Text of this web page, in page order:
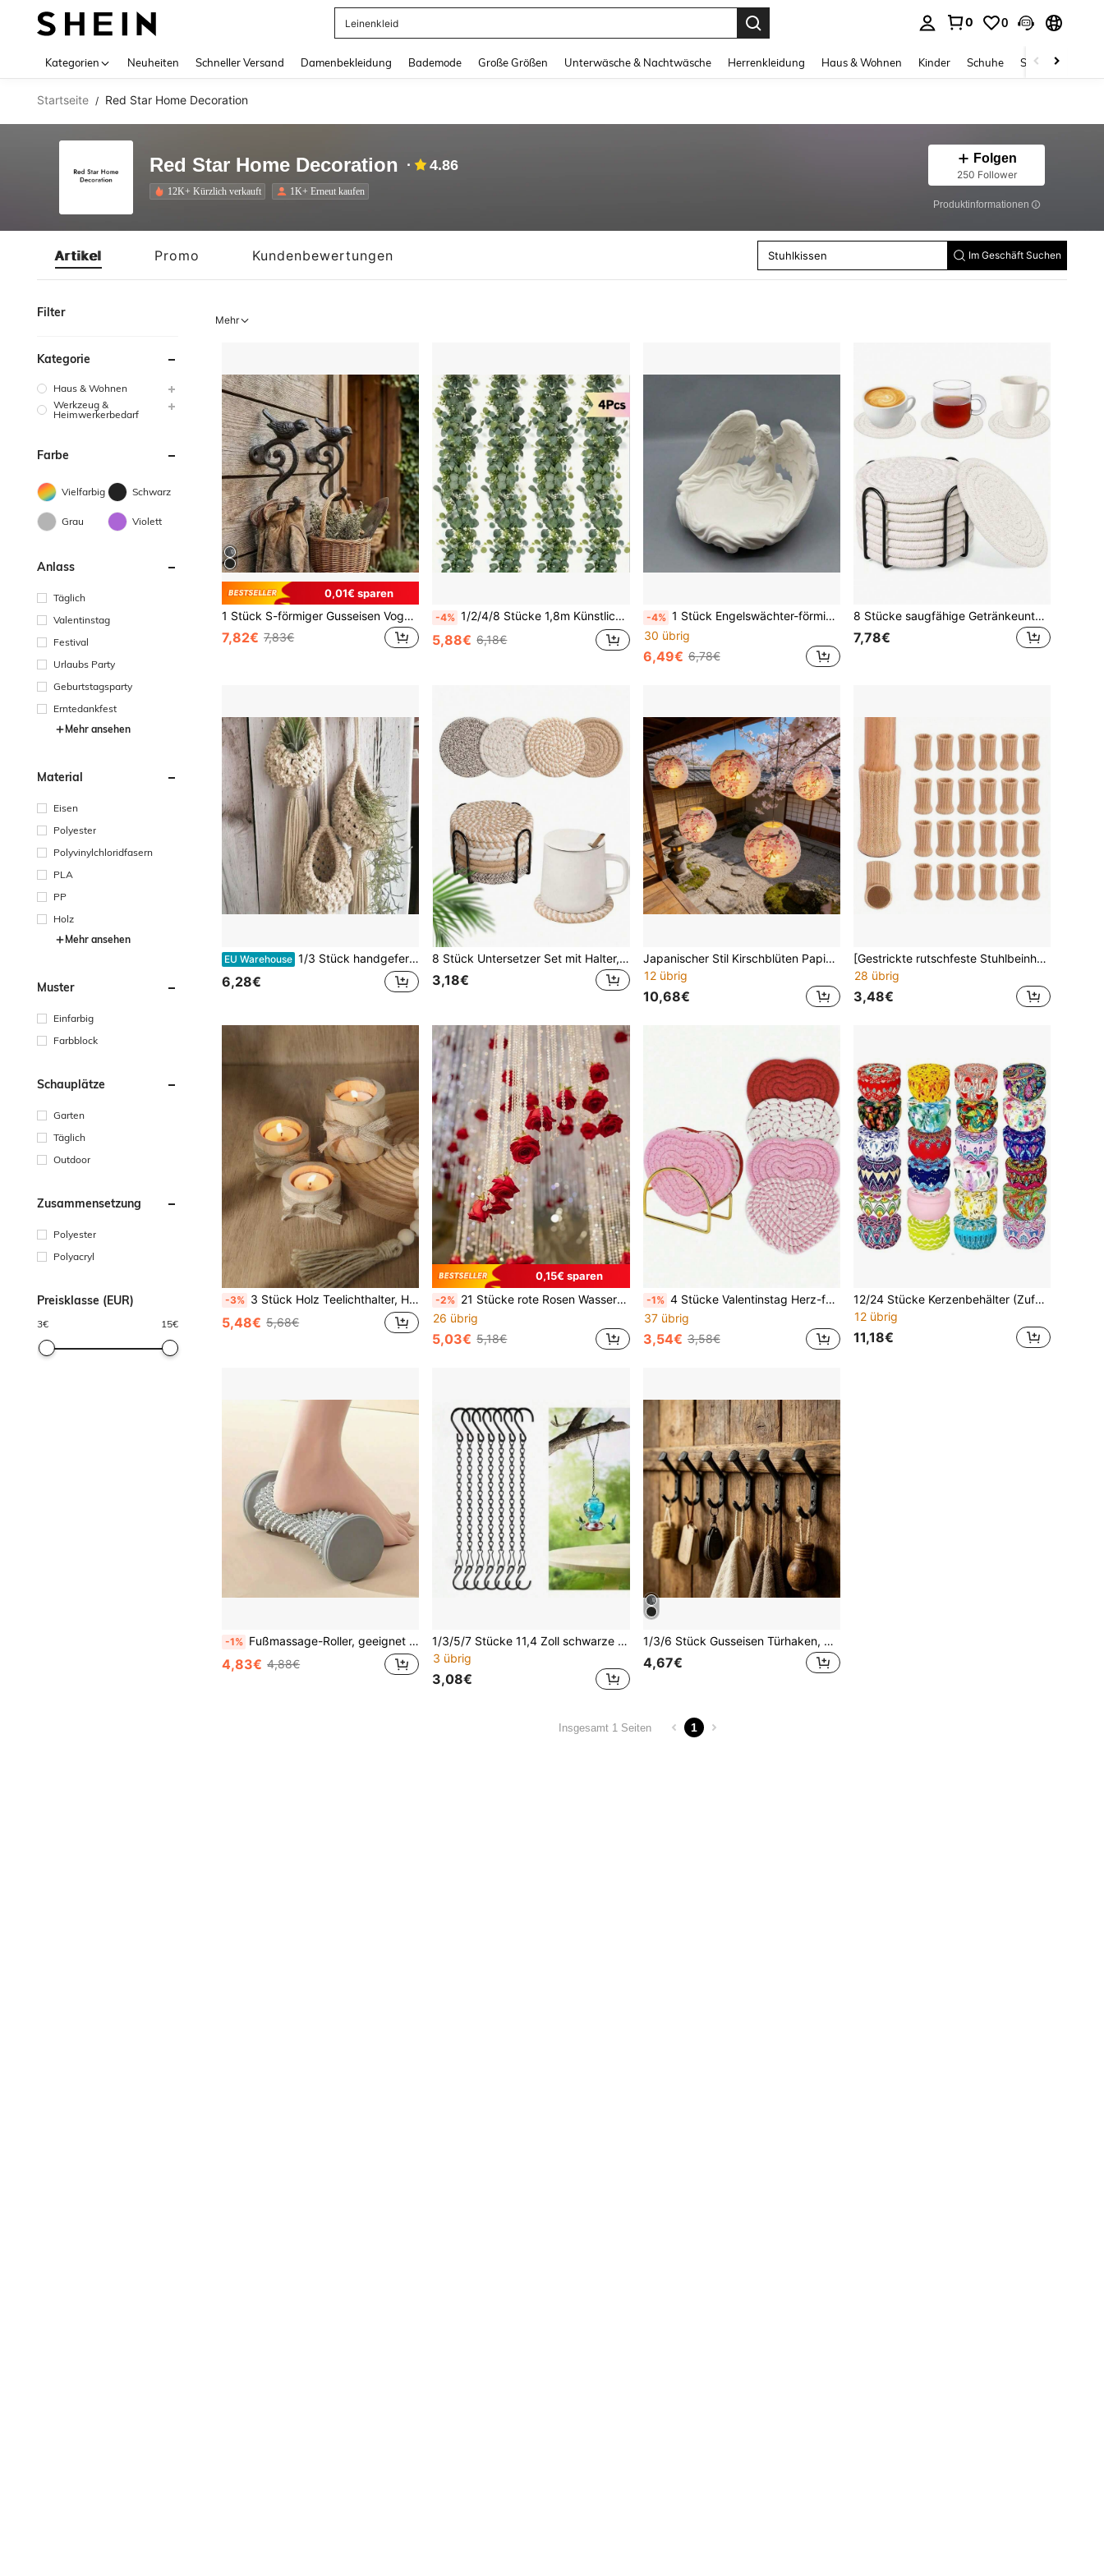
Leinenkleid
0 0
Kategorien Neuheiten Schneller Versand Damenbekleidung Bademode Große Größen Unterwäsche & Nachtwäsche Herrenkleidung Haus & Wohnen Kinder Schuhe Schmuck &
Startseite / Red Star Home Decoration
Red Star Home Decoration 4.86
12K+ Kürzlich verkauft 1K+ Erneut kaufen
Folgen
250 Follower
Produktinformationen
Artikel Promo Kundenbewertungen
Untersetzer
Stuhlkissen
Künstliche Pflanzen
Im Geschäft Suchen
Filter
Kategorie
Haus & Wohnen
Werkzeug &
Heimwerkerbedarf
Farbe
Vielfarbig Schwarz
Grau Violett
Anlass
Täglich
Valentinstag
Festival
Urlaubs Party
Geburtstagsparty
Erntedankfest
Mehr ansehen
Material
Eisen
Polyester
Polyvinylchloridfasern
PLA
PP
Holz
Mehr ansehen
Muster
Einfarbig
Farbblock
Schauplätze
Garten
Täglich
Outdoor
Zusammensetzung
Polyester
Polyacryl
Preisklasse (EUR)
3€ 15€
Mehr
0,01€ sparen
1 Stück S-förmiger Gusseisen Vogelhaken, schwere Vintage Wandhaken zum Aufhängen von Mänteln, Taschen, Schlüsseln, rustikale Gartendekoration für Zäune, einzigartiges Einweihungs-/Ostergeschenk für Mama & Papa, Mehrzweckaufhänger
7,82€ 7,83€
-4% 1/2/4/8 Stücke 1,8m Künstlicher Eukalyptus Kranz mit weißen Blumen für Hochzeiten, Partys, Heimdekoration, Kaminmantel, Tischläufer und Außendekoration
5,88€ 6,18€
-4% 1 Stück Engelswächter-förmige Schmuckschale, geflügeltes Design, 3D-Muster, geeignet für Schminktisch, Waschbecken und Schmuckaufbewahrung. Ideal für Heimdekoration, Büroschreibtisch, Schmuckschale
30 übrig
6,49€ 6,78€
8 Stücke saugfähige Getränkeuntersetzer + Aufbewahrungsständer, gewebte Untersetzer für Kaffeetische, hitzebeständige Untersetzer und dicke Isolationsmatten für Küchentische
7,78€
EU Warehouse 1/3 Stück handgefertigter geflochtener Pflanzenhängekorb, Zimmerpflanze Hängekorb, Luftpflanzenhalter mit Vogelnesttassel, Boho-Stil handgefertigte Wanddekoration Pflanzkorb, Outdoor Heimdekoration, Raumdekoration, Wanddekoration Geschenk, Geburtstags-/Abschlussgeschenk
6,28€
8 Stück Untersetzer Set mit Halter, minimalistischer gewebter Tischuntersetzer, hitzebeständige Küchen- und Esszimmer-Untersetzer, dicke Isolationsmatten, 4-farbiges saugfähiges Untersetzer Set, Tischschutz für Zuhause, passend für verschiedene Tassen, 10,9 cm
3,18€
Japanischer Stil Kirschblüten Papierlaterne, hängende traditionelle japanische Laterne, geeignet für japanische Sushi-Restaurants, Geburtstage, Zuhause, Kirchen, Hochzeitsfeiern, Neujahr, Halloween, Weihnachten, chinesisches Neujahrsfest Dekoration (ohne Strom)
12 übrig
10,68€
[Gestrickte rutschfeste Stuhlbeinhüllen]4/24/32 Stück verdickte doppellagige gestrickte rutschfeste Stuhlbeinhüllen - klassische gestreifte Bodenschutzhüllen, geräuschreduzierende Hüllen - Polyestermaterial, in mehreren Farben erhältlich
28 übrig
3,48€
-3% 3 Stück Holz Teelichthalter, Holz Opferkerzenhalter, geeignet für Hochzeit, Geburtstag Tischdekoration, Tischplatte Pflanzgefäß, rustikale Heimdekoration (Kerzen nicht enthalten), Abschlussgeschenk
5,48€ 5,68€
0,15€ sparen
-2% 21 Stücke rote Rosen Wasserfall hängende Girlande, mit Kristallperlen verzierte künstliche Rosen Dekoration, geeignet für Valentinstag, Hochzeitsparty, Brautparty, Geburtstagsparty, Heim- und Gartendekoration
26 übrig
5,03€ 5,18€
-1% 4 Stücke Valentinstag Herz-förmige Untersetzer handgewebt, pink rote Untersetzer rutschfest und saugfähig, für Zuhause, Restaurant, Tee, Café, Bar Dekoration (ohne Regal)
37 übrig
3,54€ 3,58€
12/24 Stücke Kerzenbehälter (Zufällige Auswahl), 2,2 Unzen mit Deckeln, langanhaltend Eisen-Kerzenbehälter, hochwertige Metall-Kerzenbehälter, rundes Kerzenbehälter-Set, wiederverwendbar, geeignet für Erwachsene zum DIY-Herstellen verschiedener Muster und Farben von Kerzen, geeignet zum Aufbewahren kleiner Gegenstände, geeignet für Geburtstage, Valentinstag, Neujahr und andere Feiertage, auch ein ideales Geschenk für gute Freunde.
12 übrig
11,18€
-1% Fußmassage-Roller, geeignet für alle Jahreszeiten, Plantarfasziitis-Massage, Yoga-Muskelentspannung, Gewölbetraining, komfortabler Fitness-Ketten-Roller, Fußmassage für Zuhause, leicht zu rollen
4,83€ 4,88€
1/3/5/7 Stücke 11,4 Zoll schwarze Hängeketten mit S-Haken, verstellbare Eisen-Pflanzenhalter für Blumenkörbe, Vogelhäuschen, Laternen, Innen- und Außendekoration
3 übrig
3,08€
1/3/6 Stück Gusseisen Türhaken, Wandmontierte Haken im Vintage-Industriestil, Mehrzweck-Heimdekoration Haken, können Mäntel, Jacken, Schlüssel, Badetücher und Handtücher aufhängen, geeignet für Eingangsbereich, Eingang, Veranda, hinter der Tür
4,67€
Insgesamt 1 Seiten 1